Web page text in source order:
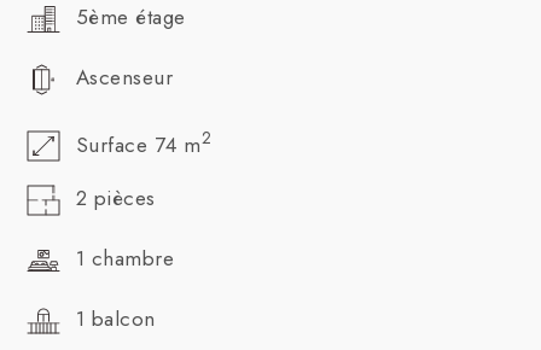
5ème étage
Ascenseur
Surface 74 m2
2 pièces
1 chambre
1 balcon